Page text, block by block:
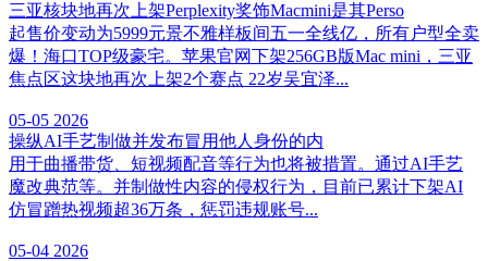
三亚核块地再次上架Perplexity奖饰Macmini是其Perso
起售价变动为5999元景不雅样板间五一全线亿，所有户型全卖
爆！海口TOP级豪宅。苹果官网下架256GB版Mac mini，三亚
焦点区这块地再次上架2个赛点 22岁吴宜泽...
05-05 2026
操纵AI手艺制做并发布冒用他人身份的内
用于曲播带货、短视频配音等行为也将被措置。通过AI手艺
魔改典范等。并制做性内容的侵权行为，目前已累计下架AI
仿冒蹭热视频超36万条，惩罚违规账号...
05-04 2026